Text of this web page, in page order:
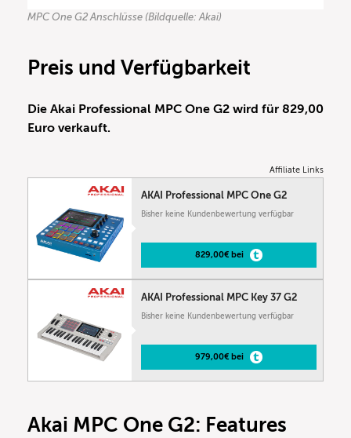
MPC One G2 Anschlüsse (Bildquelle: Akai)
Preis und Verfügbarkeit
Die Akai Professional MPC One G2 wird für 829,00
Euro verkauft.
Affiliate Links
AKAI Professional MPC One G2
Bisher keine Kundenbewertung verfügbar
829,00€ bei
AKAI Professional MPC Key 37 G2
Bisher keine Kundenbewertung verfügbar
979,00€ bei
Akai MPC One G2: Features